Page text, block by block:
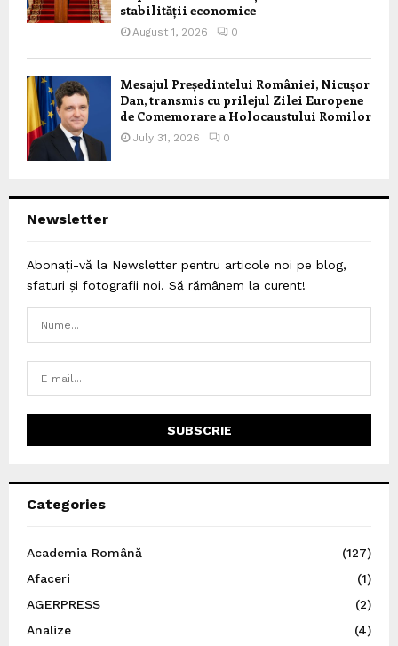
stabilității economice
August 1, 2026 0
Mesajul Președintelui României, Nicușor
Dan, transmis cu prilejul Zilei Europene
de Comemorare a Holocaustului Romilor
July 31, 2026 0
Newsletter
Abonați-vă la Newsletter pentru articole noi pe blog,
sfaturi și fotografii noi. Să rămânem la curent!
Categories
Academia Română
(127)
Afaceri
(1)
AGERPRESS
(2)
Analize
(4)